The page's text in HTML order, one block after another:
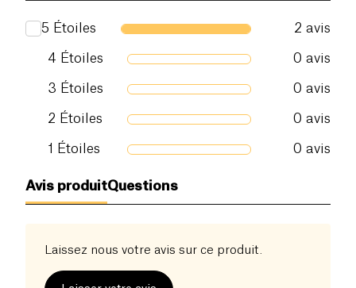
5 Étoiles 2 avis
4 Étoiles 0 avis
3 Étoiles 0 avis
2 Étoiles 0 avis
1 Étoiles 0 avis
Avis produitQuestions
Laissez nous votre avis sur ce produit.